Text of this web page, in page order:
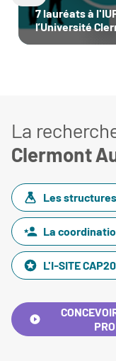
7 lauréats à
l’Université
La
Clermont
Les
La
L'I-SITE